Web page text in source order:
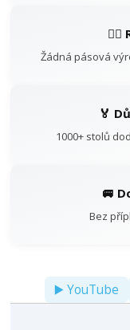
Žádná pásová
🏅
1000+ stolů
🚐
Bez
▶️ YouTube